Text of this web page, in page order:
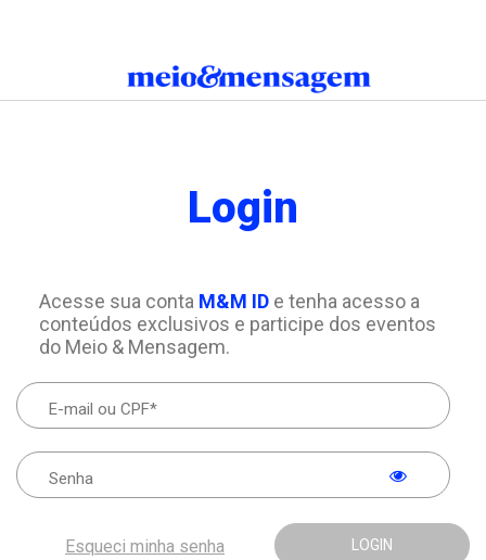
Login
Acesse sua conta M&M IDe tenha acesso a
conteúdos exclusivos e participe dos eventos
do Meio & Mensagem.
LOGIN
Esqueci minha senha